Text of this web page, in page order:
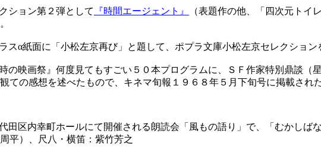
ション第２弾として 『時間エージェント』
（表題作の他、「四次元トイ
α紙面に「小松左京再び」と題して、ポプラ文庫小松左京セレクション
映画祭』何度見てもすごい５０本プログラムに、ＳＦ作家特別鼎談（
ての感想を述べたもので、キネマ旬報１９６８年５月下旬号に掲載され
田区内幸町ホールにて開催される朗読会「風もの語り」で、「むかしば
平）、尺八・横笛：紫竹芳之